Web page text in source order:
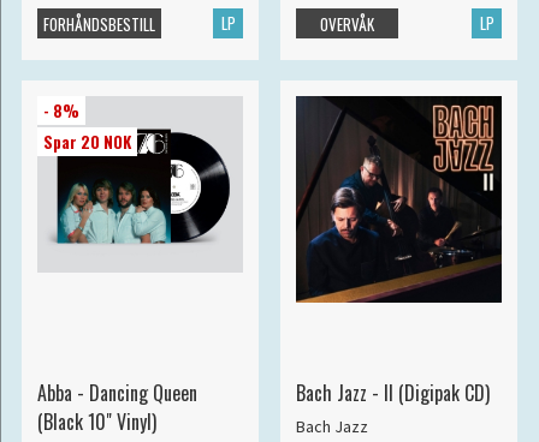
LP
FORHÅNDSBESTILL LP
OVERVÅK
- 8%
Spar 20 NOK
Abba - Dancing Queen
(Black 10" Vinyl)
Bach Jazz - II (Digipak CD)
Bach Jazz